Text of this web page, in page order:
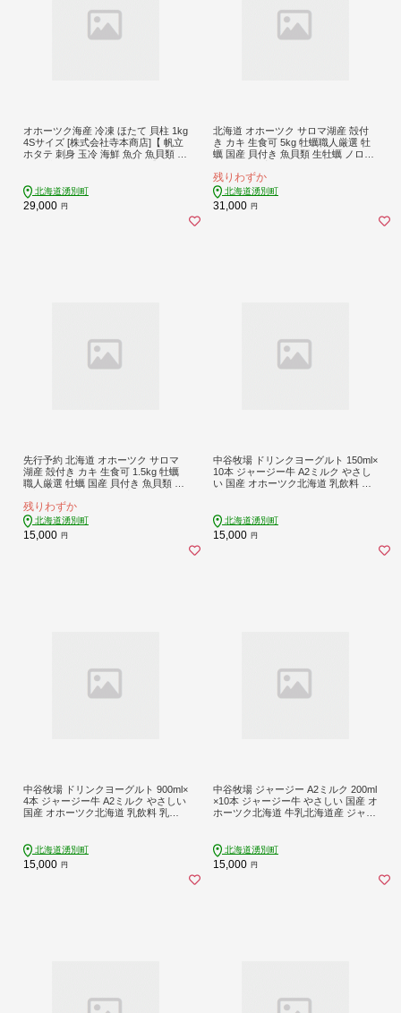
オホーツク海産 冷凍 ほたて 貝柱 1kg
4Sサイズ [株式会社寺本商店]【 帆立
ホタテ 刺身 玉冷 海鮮 魚介 魚貝類 生
北海道湧別町
29,000 円
北海道 オホーツク サロマ湖産 殻付
き カキ 生食可 5kg 牡蠣職人厳選 牡
蠣 国産 貝付き 魚貝類 生牡蠣 ノロウ
の幸 つまみ 晩酌 お酒のあて
残りわずか
北海道湧別町
31,000 円
先行予約 北海道 オホーツク サロマ
湖産 殻付き カキ 生食可 1.5kg 牡蠣
職人厳選 牡蠣 国産 貝付き 魚貝類 生
ク 海鮮 海の幸 つまみ 晩酌 お酒のあ
て
残りわずか
北海道湧別町
15,000 円
中谷牧場 ドリンクヨーグルト 150ml×
10本 ジャージー牛 A2ミルク やさし
い 国産 オホーツク北海道 乳飲料 乳
北海道湧別町
15,000 円
中谷牧場 ドリンクヨーグルト 900ml×
4本 ジャージー牛 A2ミルク やさしい
国産 オホーツク北海道 乳飲料 乳製
北海道湧別町
15,000 円
中谷牧場 ジャージー A2ミルク 200ml
×10本 ジャージー牛 やさしい 国産 オ
ホーツク北海道 牛乳北海道産 ジャー
北海道湧別町
15,000 円